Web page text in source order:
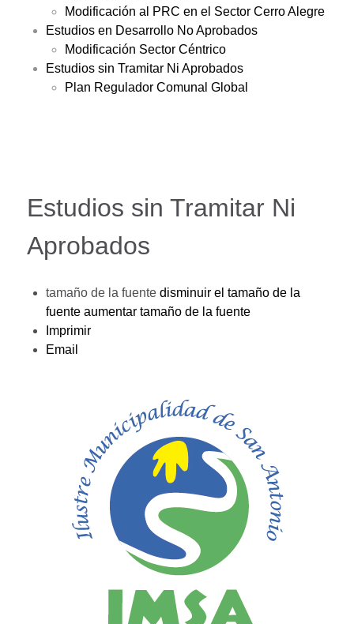
Modificación al PRC en el Sector Cerro Alegre
Estudios en Desarrollo No Aprobados
Modificación Sector Céntrico
Estudios sin Tramitar Ni Aprobados
Plan Regulador Comunal Global
Estudios sin Tramitar Ni
Aprobados
tamaño de la fuente disminuir el tamaño de la
fuente aumentar tamaño de la fuente
Imprimir
Email